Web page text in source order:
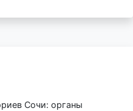
Сочи: органы